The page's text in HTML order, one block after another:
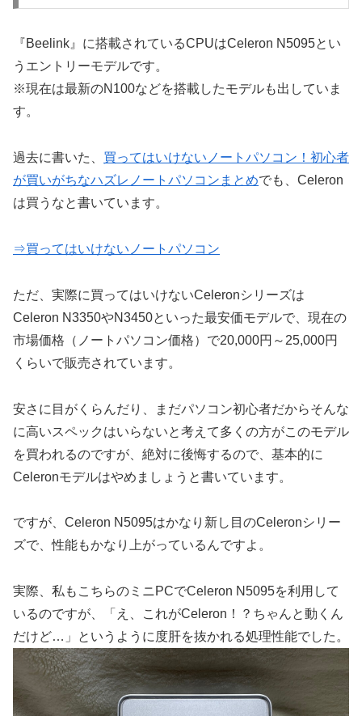
『Beelink』に搭載されているCPUはCeleron N5095とい
うエントリーモデルです。
※現在は最新のN100などを搭載したモデルも出していま
す。
過去に書いた、 買ってはいけないノートパソコン！初心者
が買いがちなハズレノートパソコンまとめでも、Celeron
は買うなと書いています。
⇒買ってはいけないノートパソコン
ただ、実際に買ってはいけないCeleronシリーズは
Celeron N3350やN3450といった最安価モデルで、現在の
市場価格（ノートパソコン価格）で20,000円～25,000円
くらいで販売されています。
安さに目がくらんだり、まだパソコン初心者だからそんな
に高いスペックはいらないと考えて多くの方がこのモデル
を買われるのですが、絶対に後悔するので、基本的に
Celeronモデルはやめましょうと書いています。
ですが、Celeron N5095はかなり新し目のCeleronシリー
ズで、性能もかなり上がっているんですよ。
実際、私もこちらのミニPCでCeleron N5095を利用して
いるのですが、「え、これがCeleron！？ちゃんと動くん
だけど…」というように度肝を抜かれる処理性能でした。